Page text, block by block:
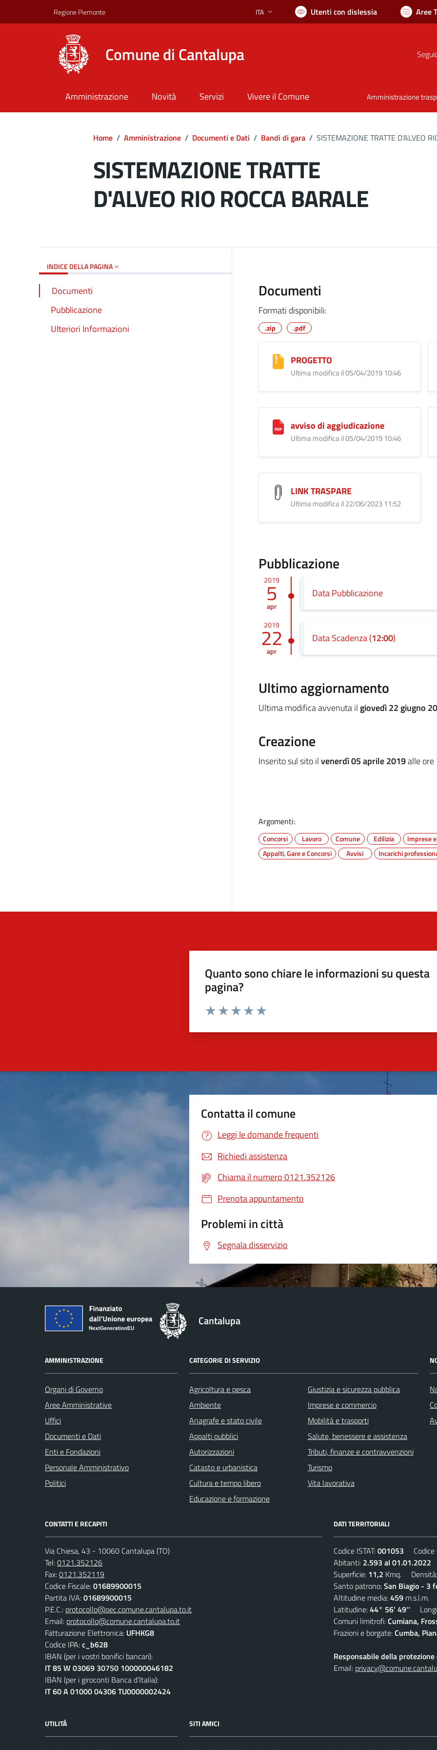
Regione Piemonte Lingua attiva:
ITA Utenti con dislessia Aree
Comune di Cantalupa
Amministrazione Novità Servizi Vivere il Comune Amministrazione
Home / Amministrazione / Documenti e Dati / Bandi di gara / SISTEMAZIONE TRATTE D'ALVEO
SISTEMAZIONE TRATTE
D'ALVEO RIO ROCCA BARALE
INDICE DELLA PAGINA
Documenti
Pubblicazione
Ulteriori Informazioni
Documenti
Formati disponibili:
.zip .pdf
PROGETTO
Ultima modifica il 05/04/2019 10:46
avviso di aggiudicazione
Ultima modifica il 05/04/2019 10:46
LINK TRASPARE
Ultima modifica il 22/06/2023 11:52
Pubblicazione
2019
5
apr
Data Pubblicazione
2019
22
apr
Data Scadenza (12:00)
Ultimo aggiornamento
Ultima modifica avvenuta il giovedì 22 giugno
Creazione
Inserito sul sito ilvenerdì 05 aprile 2019alle ore
Argomenti:
Concorsi Lavoro Comune Edilizia Imprese
Appalti, Gare e Concorsi
Avvisi Incarichi
Quanto sono chiare le informazioni su questa
pagina?
Valuta da 1 a 5 stelle la pagina
Contatta il comune
Leggi le domande frequenti
Richiedi assistenza
Chiama il numero 0121.352126
Prenota appuntamento
Problemi in città
Segnala disservizio
Cantalupa
AMMINISTRAZIONE
Organi di Governo
Aree Amministrative
Uffici
Documenti e Dati
Enti e Fondazioni
Personale Amministrativo
Politici
CATEGORIE DI SERVIZIO
Agricoltura e pesca
Ambiente
Anagrafe e stato civile
Appalti pubblici
Autorizzazioni
Catasto e urbanistica
Cultura e tempo libero
Educazione e formazione
Giustizia e sicurezza pubblica
Imprese e commercio
Mobilità e trasporti
Salute, benessere e assistenza
Tributi, finanze e contravvenzioni
Turismo
Vita lavorativa
CONTATTI E RECAPITI
Via Chiesa, 43 - 10060 Cantalupa (TO)
Tel:0121.352126
Fax:0121.352119
Codice Fiscale:01689900015
Partita IVA:01689900015
P.E.C.: protocollo@pec.comune.cantalupa.to.it
Email: protocollo@comune.cantalupa.to.it
Fatturazione Elettronica: UFHKG8
Codice IPA:c_b628
IBAN (per i vostri bonifici bancari):
IT 85 W 03069 30750 100000046182
IBAN (per i giroconti Banca d’Italia):
IT 60 A 01000 04306 TU0000002424
DATI TERRITORIALI
Codice ISTAT:001053 Codice
Abitanti: 2.593 al 01.01.2022
Superficie: 11,2 Kmq. Densità:
Santo patrono:San Biagio - 3
Altitudine media:459 m.s.l.m.
Latitudine:44° 56' 49''
Comuni limitrofi:Cumiana,
Frazioni e borgate:Cumba,
Responsabile della protezione
Email:
UTILITÀ SITI AMICI